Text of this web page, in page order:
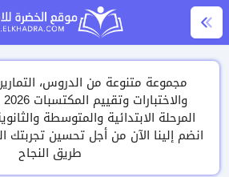
مجموعة متنوعة من الدروس،
المرحلة الابتدائية والمتوسطة
انضم إلينا الآن من أجل تحسين تجربتك
طريق النجاح